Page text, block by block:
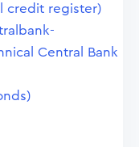
credit register)
Central Bank